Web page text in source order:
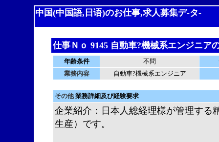
中国(中国語,日语)のお仕事,求人募集デ-タ-
仕事Ｎｏ 9145 自動車?機械系エンジニア
年齢条件 不問
業務内容
自動車?機械系エンジニア
その他業務詳細及び経験要求
企業紹介：日本人総経理様が管理する
生産）です。